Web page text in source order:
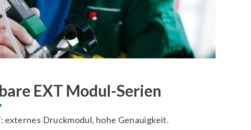
EXT Modul-Serien
externes Druckmodul, hohe Genauigkeit.